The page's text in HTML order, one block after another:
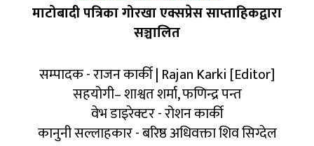
माटोबादी पत्रिका गोरखा एक्सप्रेस साप्ताहिकद्वारा
सञ्चालित
सम्पादक - राजन कार्की | Rajan Karki [Editor]
सहयोगी– शाश्वत शर्मा, फणिन्द्र पन्त
वेभ डाइरेक्टर - रोशन कार्की
कानुनी सल्लाहकार - बरिष्ठ अधिवक्ता शिव सिग्देल